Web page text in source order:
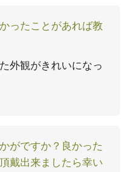
ったことがあれば教
外観がきれいになっ
がですか？良かった
戴出来ましたら幸い